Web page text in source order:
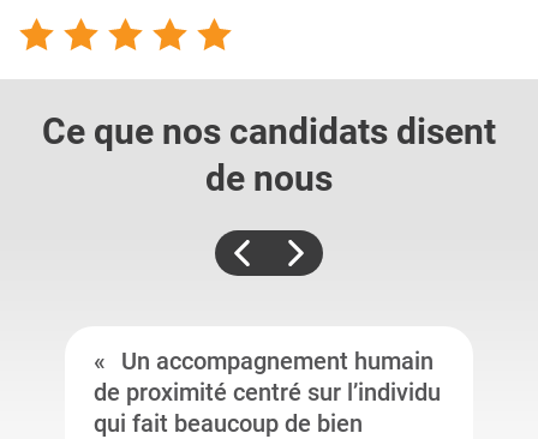
Ce que nos candidats disent
de nous
Un accompagnement humain
de proximité centré sur l’individu
qui fait beaucoup de bien